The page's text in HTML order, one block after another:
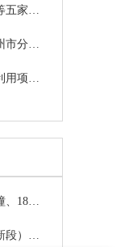
宿州淮海村镇银行营业部等五家支行墙体改造项目（二次）中标候选人公示
中国邮政集团有限公司宿州市分公司邮件处理及仓储中心光伏发电项目投标邀请
宿州大运河历史文化保护利用项目（一期）配套建设及建筑更新改造工程(EPCO)-A段3#楼儿童游乐设备采购及安装项目预算价询价澄清公告
科大花园闻欣苑12幢、15幢、18幢及闻青苑17幢屋面外墙维修更正公告
福建漳州九龙江南岸（高新段）全域土地综合整治项目国家地理装饰装修及安装工程招标公告(一次)